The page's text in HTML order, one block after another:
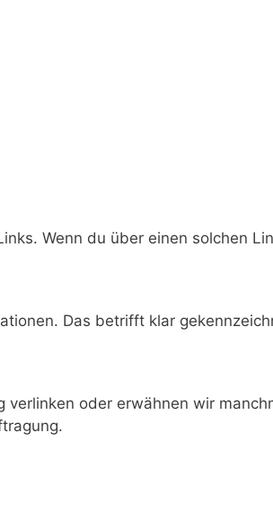
Wenn du über einen solchen
Das betrifft klar
oder erwähnen wir